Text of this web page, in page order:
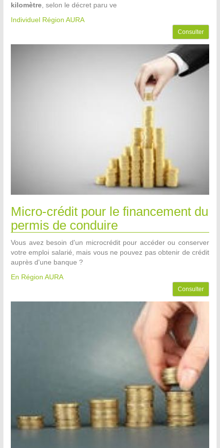
kilomètre, selon le décret paru ve
Individuel Région AURA
Consulter
Micro-crédit pour le financement du
permis de conduire
Vous avez besoin d'un microcrédit pour accéder ou conserver
votre emploi salarié, mais vous ne pouvez pas obtenir de crédit
auprès d'une banque ?
En Région AURA
Consulter